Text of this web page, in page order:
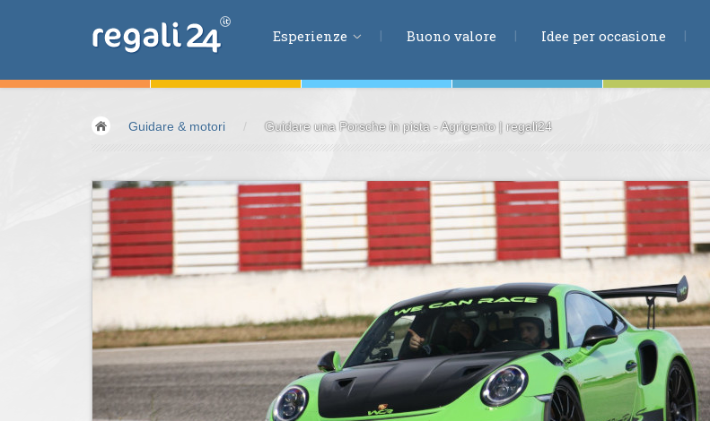
Esperienze
Volare &spazio
Avventura &azione
Sport &fitness
Mangiare &bere
Benessere &salute
Lifestyle &fantasia
Kids &Family
Pernottamenti
Buono valore Idee per occasione
Guidare & motori / Guidare una Porsche in pista - Agrigento | regali24